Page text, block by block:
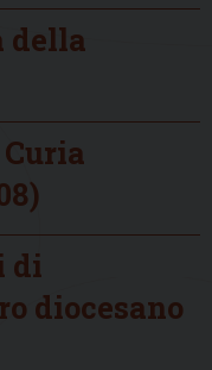
della
di
diocesano